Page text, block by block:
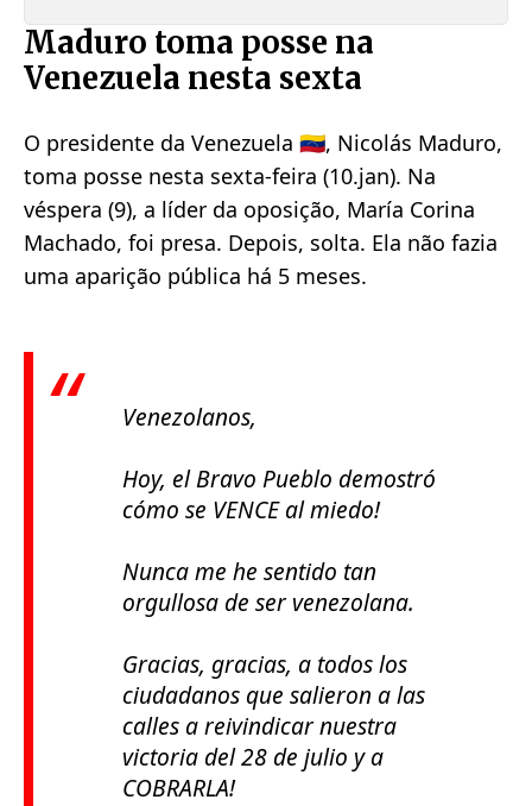
Maduro toma posse na
Venezuela nesta sexta
O presidente da Venezuela 🇻🇪, Nicolás Maduro,
toma posse nesta sexta-feira (10.jan). Na
véspera (9), a líder da oposição, María Corina
Machado, foi presa. Depois, solta. Ela não fazia
uma aparição pública há 5 meses.
Venezolanos,
Hoy, el Bravo Pueblo demostró
cómo se VENCE al miedo!
Nunca me he sentido tan
orgullosa de ser venezolana.
Gracias, gracias, a todos los
ciudadanos que salieron a las
calles a reivindicar nuestra
victoria del 28 de julio y a
COBRARLA!